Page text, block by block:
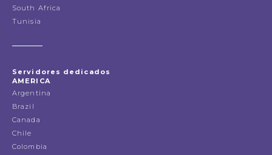
South Africa
Tunisia
Servidores dedicados
AMERICA
Argentina
Brazil
Canada
Chile
Colombia